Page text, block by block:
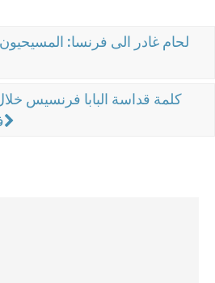
لحام غادر الى فرنسا:
كلمة قداسة البابا فرنسيس